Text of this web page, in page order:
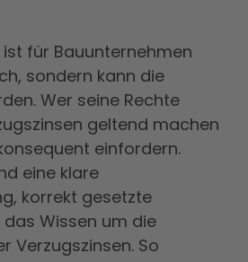
für Bauunternehmen
sondern kann die
Wer seine Rechte
geltend machen
einfordern.
eine klare
korrekt gesetzte
Wissen um die
Verzugszinsen. So